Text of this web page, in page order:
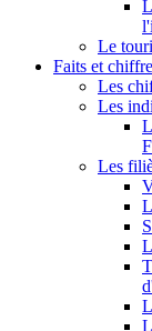
Le
Faits et
Les
Les
Les